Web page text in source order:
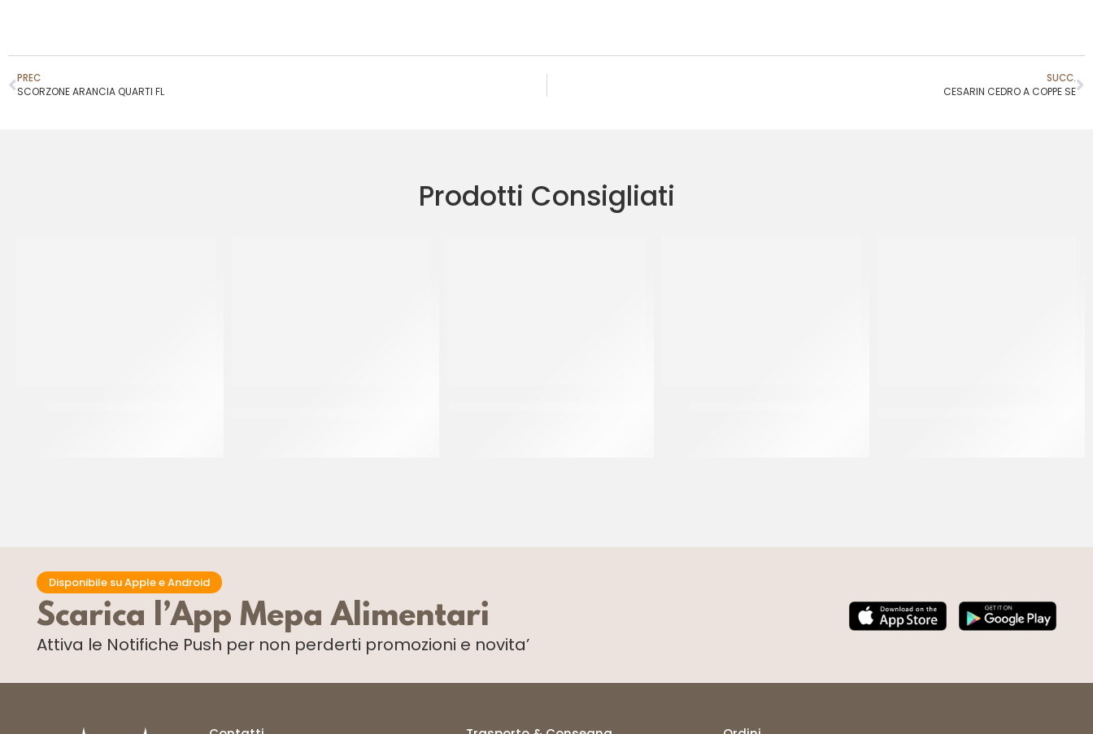
PREC
SCORZONE ARANCIA QUARTI FL
SUCC.
CESARIN CEDRO A COPPE SE
Prodotti Consigliati
Disponibile su Apple e Android
Scarica l’App Mepa Alimentari
Attiva le Notifiche Push per non perderti promozioni e novita’